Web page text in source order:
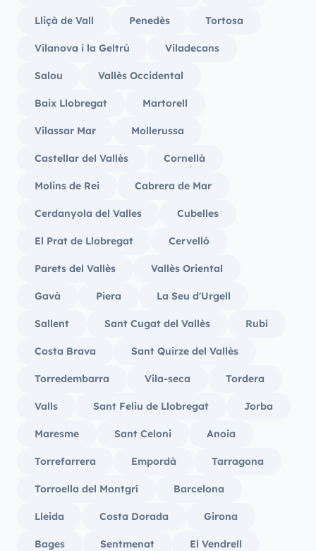
Lliçà de Vall Penedès Tortosa
Vilanova i la Geltrú Viladecans
Salou Vallès Occidental
Baix Llobregat Martorell
Vilassar Mar Mollerussa
Castellar del Vallès Cornellà
Molins de Rei Cabrera de Mar
Cerdanyola del Valles Cubelles
El Prat de Llobregat Cervelló
Parets del Vallès Vallès Oriental
Gavà Piera La Seu d'Urgell
Sallent Sant Cugat del Vallès Rubí
Costa Brava Sant Quirze del Vallès
Torredembarra Vila-seca Tordera
Valls Sant Feliu de Llobregat Jorba
Maresme Sant Celoni Anoia
Torrefarrera Empordà Tarragona
Torroella del Montgrí Barcelona
Lleida Costa Dorada Girona
Bages Sentmenat El Vendrell